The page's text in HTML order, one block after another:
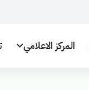
المركز الاعلامي